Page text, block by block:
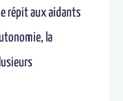
répit aux aidants
la